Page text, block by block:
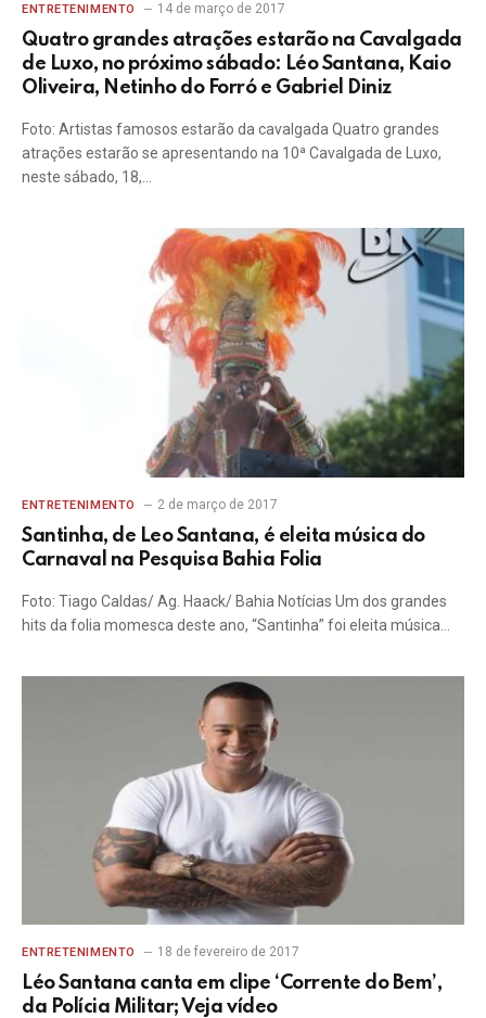
ENTRETENIMENTO 14 de março de 2017
Quatro grandes atrações estarão na Cavalgada
de Luxo, no próximo sábado: Léo Santana, Kaio
Oliveira, Netinho do Forró e Gabriel Diniz
Foto: Artistas famosos estarão da cavalgada Quatro grandes
atrações estarão se apresentando na 10ª Cavalgada de Luxo,
neste sábado, 18,…
ENTRETENIMENTO 2 de março de 2017
Santinha, de Leo Santana, é eleita música do
Carnaval na Pesquisa Bahia Folia
Foto: Tiago Caldas/ Ag. Haack/ Bahia Notícias Um dos grandes
hits da folia momesca deste ano, “Santinha” foi eleita música…
ENTRETENIMENTO 18 de fevereiro de 2017
Léo Santana canta em clipe ‘Corrente do Bem’,
da Polícia Militar; Veja vídeo